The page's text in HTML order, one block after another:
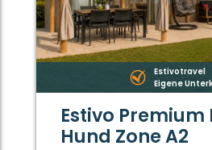
Estivotravel
Eigene
Estivo Premium
Hund Zone A2